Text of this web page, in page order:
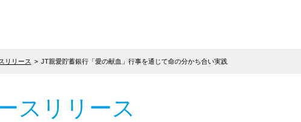
リリース JT親愛貯蓄銀行「愛の献血」行事を通じて命の分かち合い実践
スリリース